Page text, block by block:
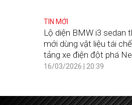
TIN MỚI
Lộ diện BMW i3 sedan
mới dùng vật liệu tái
tảng xe điện đột phá
Klasse
16/03/2026 | 20:39